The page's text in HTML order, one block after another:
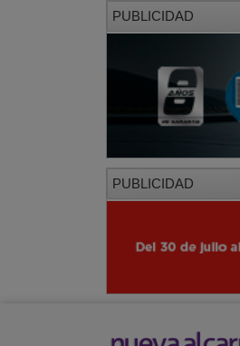
PUBLICIDAD
PUBLICIDAD